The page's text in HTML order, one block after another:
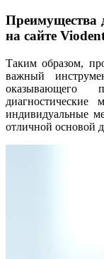
Преимущества
на сайте
Таким образом,
важный
оказывающего
диагностические
индивидуальные
отличной основой